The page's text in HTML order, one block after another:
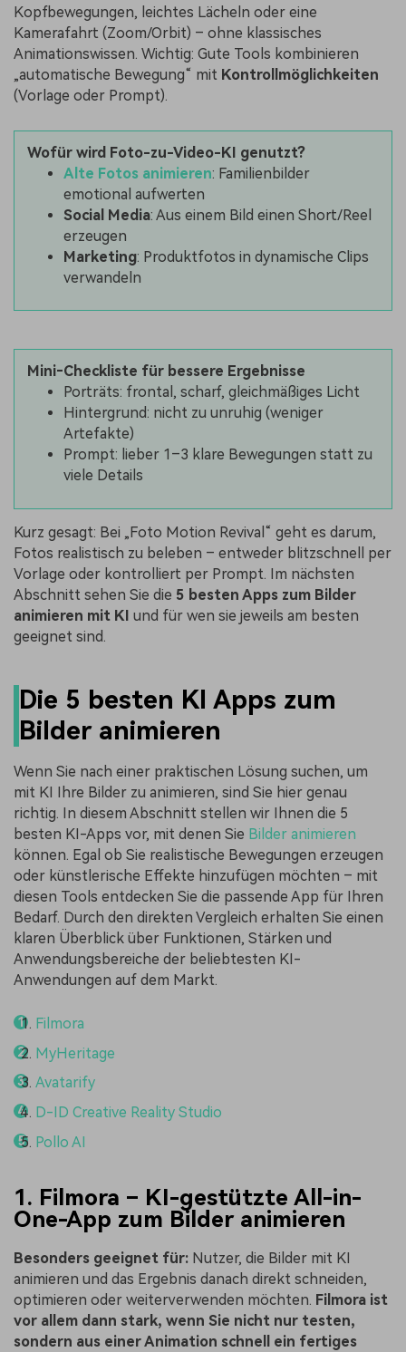
Kopfbewegungen, leichtes Lächeln oder eine
Kamerafahrt (Zoom/Orbit) – ohne klassisches
Animationswissen. Wichtig: Gute Tools kombinieren
„automatische Bewegung“ mit Kontrollmöglichkeiten
(Vorlage oder Prompt).
Wofür wird Foto-zu-Video-KI genutzt?
Alte Fotos animieren: Familienbilder
emotional aufwerten
Social Media: Aus einem Bild einen Short/Reel
erzeugen
Marketing: Produktfotos in dynamische Clips
verwandeln
Mini‑Checkliste für bessere Ergebnisse
Porträts: frontal, scharf, gleichmäßiges Licht
Hintergrund: nicht zu unruhig (weniger
Artefakte)
Prompt: lieber 1–3 klare Bewegungen statt zu
viele Details
Kurz gesagt: Bei „Foto Motion Revival“ geht es darum,
Fotos realistisch zu beleben – entweder blitzschnell per
Vorlage oder kontrolliert per Prompt. Im nächsten
Abschnitt sehen Sie die 5 besten Apps zum Bilder
animieren mit KI und für wen sie jeweils am besten
geeignet sind.
Die 5 besten KI Apps zum
Bilder animieren
Wenn Sie nach einer praktischen Lösung suchen, um
mit KI Ihre Bilder zu animieren, sind Sie hier genau
richtig. In diesem Abschnitt stellen wir Ihnen die 5
besten KI-Apps vor, mit denen Sie Bilder animieren
können. Egal ob Sie realistische Bewegungen erzeugen
oder künstlerische Effekte hinzufügen möchten – mit
diesen Tools entdecken Sie die passende App für Ihren
Bedarf. Durch den direkten Vergleich erhalten Sie einen
klaren Überblick über Funktionen, Stärken und
Anwendungsbereiche der beliebtesten KI-
Anwendungen auf dem Markt.
Filmora
MyHeritage
Avatarify
D-ID Creative Reality Studio
Pollo AI
1. Filmora – KI-gestützte All-in-
One-App zum Bilder animieren
Besonders geeignet für: Nutzer, die Bilder mit KI
animieren und das Ergebnis danach direkt schneiden,
optimieren oder weiterverwenden möchten. Filmora ist
vor allem dann stark, wenn Sie nicht nur testen,
sondern aus einer Animation schnell ein fertiges